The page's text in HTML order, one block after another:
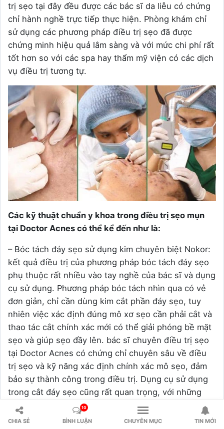
trị sẹo tại đây đều được các bác sĩ da liễu có chứng
chỉ hành nghề trực tiếp thực hiện. Phòng khám chỉ
sử dụng các phương pháp điều trị sẹo đã được
chứng minh hiệu quả lâm sàng và với mức chi phí rất
tốt hơn so với các spa hay thẩm mỹ viện có các dịch
vụ điều trị tương tự.
Các kỹ thuật chuẩn y khoa trong điều trị sẹo mụn
tại Doctor Acnes có thể kể đến như là:
– Bóc tách đáy sẹo sử dụng kim chuyên biệt Nokor:
kết quả điều trị của phương pháp bóc tách đáy sẹo
phụ thuộc rất nhiều vào tay nghề của bác sĩ và dụng
cụ sử dụng. Phương pháp bóc tách nhìn qua có vẻ
đơn giản, chỉ cần dùng kim cắt phần đáy sẹo, tuy
nhiên việc xác định đúng mô xơ sẹo cần phải cắt và
thao tác cắt chính xác mới có thể giải phóng bề mặt
sẹo và giúp sẹo đầy lên. bác sĩ chuyên điều trị sẹo
tại Doctor Acnes có chứng chỉ chuyên sâu về điều
trị sẹo và kỹ năng xác định chính xác mô sẹo, đảm
bảo sự thành công trong điều trị. Dụng cụ sử dụng
trong cắt đáy sẹo cũng rất quan trọng, với những
đáy sẹo lớn nếu cắt bằng các loại kim thông thường
sẽ tạo nên bề mặt sẹo lồi lõm gây mất thẩm mỹ, vì
CHIA SẺ
10
BÌNH LUẬN CHUYÊN MỤC TIN MỚI